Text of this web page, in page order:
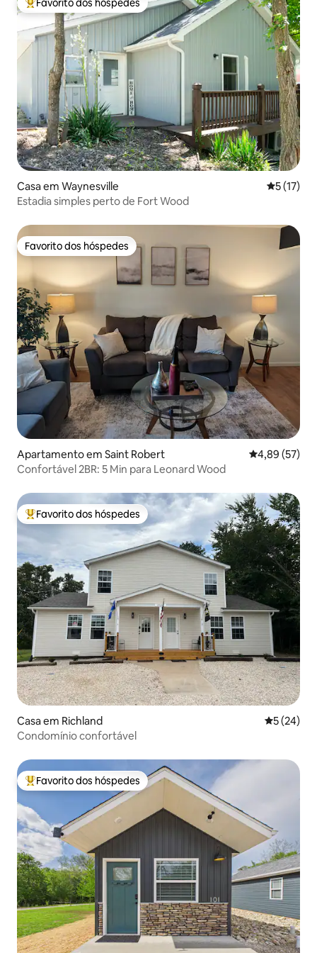
Favoritos dos hóspedes mais apreciados
Favorito dos hóspedes
Casa em Waynesville
5 (17)
Estadia simples perto de Fort Wood
Favorito dos hóspedes
Favorito dos hóspedes
Apartamento em Saint Robert Classificação
4,89 (57)
Confortável 2BR: 5 Min para Leonard Wood
Favoritos dos hóspedes mais apreciados
Favorito dos hóspedes
Casa em Richland
5 (24)
Condomínio confortável
Favoritos dos hóspedes mais apreciados
Favorito dos hóspedes